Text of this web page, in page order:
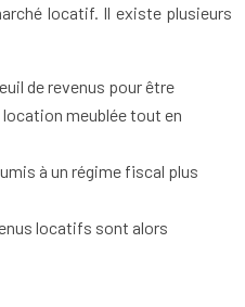
locatif. Il existe plusieurs
de revenus pour être
meublée tout en
à un régime fiscal plus
locatifs sont alors